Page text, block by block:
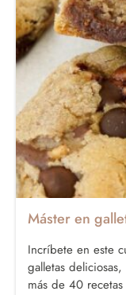
Máster en
Incríbete en este
galletas
más de 40